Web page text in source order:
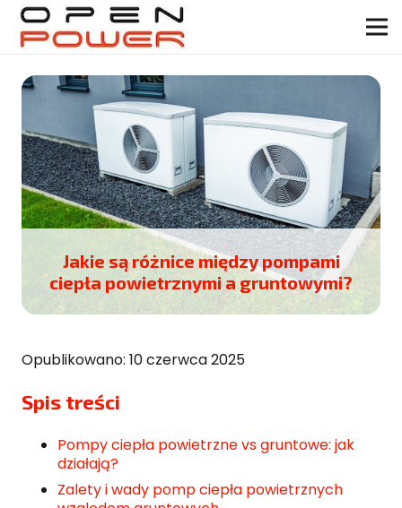
Jakie są różnice między pompami
ciepła powietrznymi a gruntowymi?
Opublikowano: 10 czerwca 2025
Spis treści
Pompy ciepła powietrzne vs gruntowe: jak
działają?
Zalety i wady pomp ciepła powietrznych